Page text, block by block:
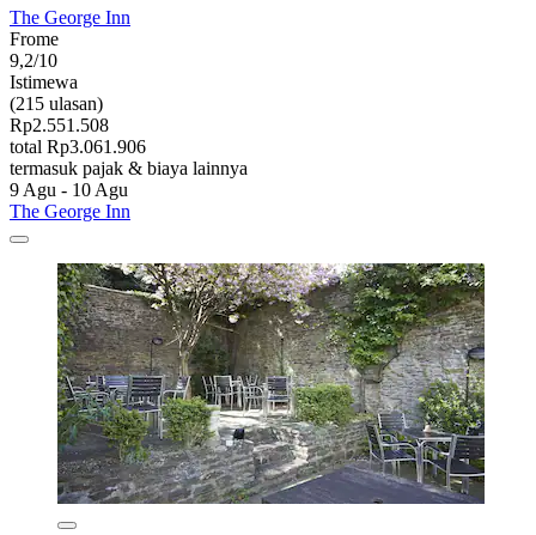
The George Inn
Frome
9,2/10
Istimewa
(215 ulasan)
Rp2.551.508
total Rp3.061.906
termasuk pajak & biaya lainnya
9 Agu - 10 Agu
The George Inn